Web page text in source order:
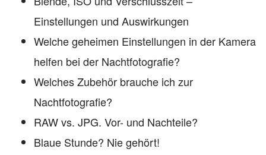
Einstellungen und Auswirkungen
Welche geheimen Einstellungen in der Kamera
helfen bei der Nachtfotografie?
Welches Zubehör brauche ich zur
Nachtfotografie?
RAW vs. JPG. Vor- und Nachteile?
Blaue Stunde? Nie gehört!